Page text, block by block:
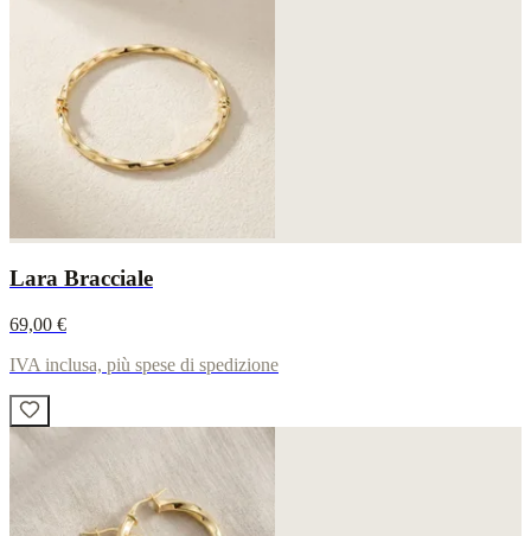
Lara Bracciale
69,00 €
IVA inclusa, più spese di spedizione